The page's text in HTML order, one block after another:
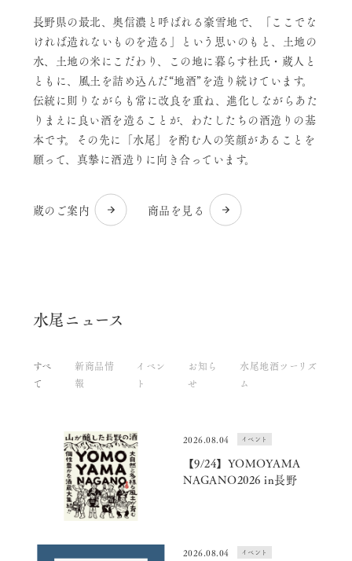
長野県の最北、奥信濃と呼ばれる豪雪地で、「ここでな
ければ造れないものを造る」という思いのもと、土地の
水、土地の米にこだわり、この地に暮らす杜氏・蔵人と
ともに、風土を詰め込んだ“地酒”を造り続けています。
伝統に則りながらも常に改良を重ね、進化しながらあた
りまえに良い酒を造ることが、わたしたちの酒造りの基
本です。その先に「水尾」を酌む人の笑顔があることを
願って、真摯に酒造りに向き合っています。
蔵のご案内 商品を見る
水尾ニュース
すべ
て
新商品情
報
イベン
ト
お知ら
せ
水尾地酒ツーリズ
ム
2026.08.04 イベント
【9/24】YOMOYAMA
NAGANO2026 in長野
2026.08.04 イベント